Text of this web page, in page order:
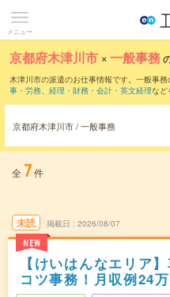
メニュー
京都府木津川市 ×一般事務
木津川市の派遣のお仕事情報です。一般事務
事・労務、 経理・財務・会計・英文経理など
京都府木津川市 / 一般事務
全 7件
未読
NEW
掲載日 2026/08/07
【けいはんなエリア
コツ事務！月収例24万